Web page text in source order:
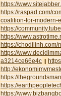
https://
https://raspad.com/
coalition-for-modern-
https://
https://
https://
https://
a3214ce66e4c ||
http://
https://
https://
https://